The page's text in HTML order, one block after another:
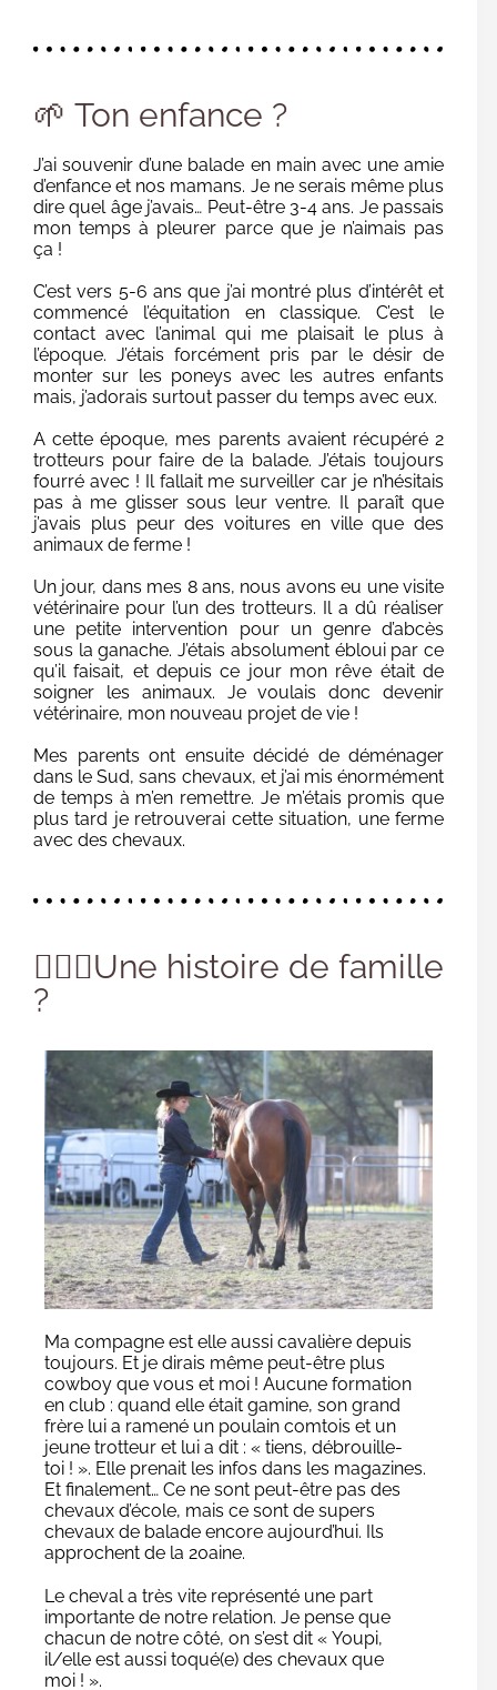
🌱 Ton enfance ?
J’ai souvenir d’une balade en main avec une amie
d’enfance et nos mamans. Je ne serais même plus
dire quel âge j’avais… Peut-être 3-4 ans. Je passais
mon temps à pleurer parce que je n’aimais pas
ça !
C’est vers 5-6 ans que j’ai montré plus d’intérêt et
commencé l’équitation en classique. C’est le
contact avec l’animal qui me plaisait le plus à
l’époque. J’étais forcément pris par le désir de
monter sur les poneys avec les autres enfants
mais, j’adorais surtout passer du temps avec eux.
A cette époque, mes parents avaient récupéré 2
trotteurs pour faire de la balade. J’étais toujours
fourré avec ! Il fallait me surveiller car je n’hésitais
pas à me glisser sous leur ventre. Il paraît que
j’avais plus peur des voitures en ville que des
animaux de ferme !
Un jour, dans mes 8 ans, nous avons eu une visite
vétérinaire pour l’un des trotteurs. Il a dû réaliser
une petite intervention pour un genre d’abcès
sous la ganache. J’étais absolument ébloui par ce
qu’il faisait, et depuis ce jour mon rêve était de
soigner les animaux. Je voulais donc devenir
vétérinaire, mon nouveau projet de vie !
Mes parents ont ensuite décidé de déménager
dans le Sud, sans chevaux, et j’ai mis énormément
de temps à m’en remettre. Je m’étais promis que
plus tard je retrouverai cette situation, une ferme
avec des chevaux.
👩‍❤️‍👨Une histoire de famille
?
Ma compagne est elle aussi cavalière depuis
toujours. Et je dirais même peut-être plus
cowboy que vous et moi ! Aucune formation
en club : quand elle était gamine, son grand
frère lui a ramené un poulain comtois et un
jeune trotteur et lui a dit : « tiens, débrouille-
toi ! ». Elle prenait les infos dans les magazines.
Et finalement… Ce ne sont peut-être pas des
chevaux d’école, mais ce sont de supers
chevaux de balade encore aujourd’hui. Ils
approchent de la 20aine.
Le cheval a très vite représenté une part
importante de notre relation. Je pense que
chacun de notre côté, on s’est dit « Youpi,
il/elle est aussi toqué(e) des chevaux que
moi ! ».